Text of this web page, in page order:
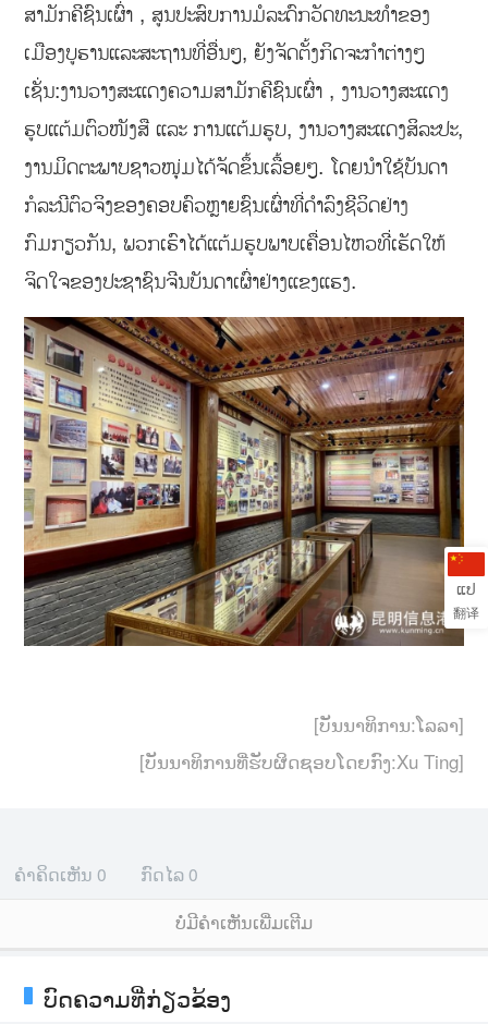
ສາມັກຄີຊົນເຜົ່າ , ສູນປະສົບການມໍລະດົກວັດທະນະທຳຂອງ
ເມືອງບູຮານແລະສະຖານທີ່ອື່ນໆ, ຍັງຈັດຕັ້ງກິດຈະກຳຕ່າງໆ
ເຊັ່ນ:ງານວາງສະແດງຄວາມສາມັກຄີຊົນເຜົ່າ , ງານວາງສະແດງ
ຮູບແຕ້ມຕົວໜັງສື ແລະ ການແຕ້ມຮູບ, ງານວາງສະແດງສິລະປະ,
ງານມິດຕະພາບຊາວໜຸ່ມໄດ້ຈັດຂຶ້ນເລື້ອຍໆ. ໂດຍນຳໃຊ້ບັນດາ
ກໍລະນີຕົວຈິງຂອງຄອບຄົວຫຼາຍຊົນເຜົ່າທີ່ດຳລົງຊີວິດຢ່າງ
ກົມກຽວກັນ, ພວກເຮົາໄດ້ແຕ້ມຮູບພາບເຄື່ອນໄຫວທີ່ເຮັດໃຫ້
ຈິດໃຈຂອງປະຊາຊົນຈີນບັນດາເຜົ່າຢ່າງແຂງແຮງ.
[ບັນນາທິການ:ໂລລາ]
[ບັນນາທິການທີ່ຮັບຜິດຊອບໂດຍກົງ:Xu Ting]
ຄຳຄິດເຫັນ 0 ກົດໄລ 0
ບໍ່ມີຄໍາເຫັນເພີ່ມເຕີມ
ບົດຄວາມທີ່ກ່ຽວຂ້ອງ
ແປ
翻译